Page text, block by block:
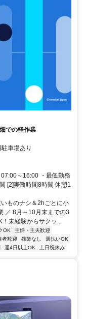
での軽作業
車場あり
～16:00 ・最低勤務
[2]実働時間8時間 休憩1
ものナシ＆2hごとに小
／ 8月～10月末までの3
未経験からサクッ...
OK
主婦・主夫歓迎
者歓迎 残業なし
週払いOK
週4日以上OK 土日祝休み